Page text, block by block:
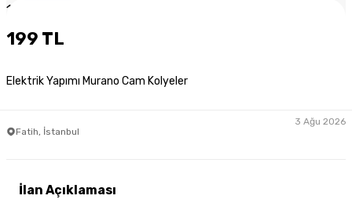
1
199 TL
Elektrik Yapımı Murano Cam Kolyeler
Fatih, İstanbul
3 Ağu 2026
İlan Açıklaması